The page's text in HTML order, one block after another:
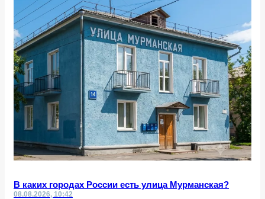
В каких городах России есть улица Мурманская?
08.08.2026, 10:42